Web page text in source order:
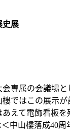
史展
専属の会議場
ではこの展示
えて電飾看板
＜中山樓落成40